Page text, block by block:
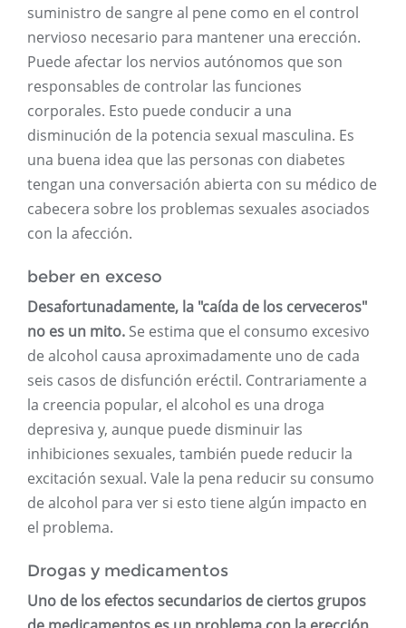
suministro de sangre al pene como en el control
nervioso necesario para mantener una erección.
Puede afectar los nervios autónomos que son
responsables de controlar las funciones
corporales. Esto puede conducir a una
disminución de la potencia sexual masculina. Es
una buena idea que las personas con diabetes
tengan una conversación abierta con su médico de
cabecera sobre los problemas sexuales asociados
con la afección.
beber en exceso
Desafortunadamente, la "caída de los cerveceros"
no es un mito. Se estima que el consumo excesivo
de alcohol causa aproximadamente uno de cada
seis casos de disfunción eréctil. Contrariamente a
la creencia popular, el alcohol es una droga
depresiva y, aunque puede disminuir las
inhibiciones sexuales, también puede reducir la
excitación sexual. Vale la pena reducir su consumo
de alcohol para ver si esto tiene algún impacto en
el problema.
Drogas y medicamentos
Uno de los efectos secundarios de ciertos grupos